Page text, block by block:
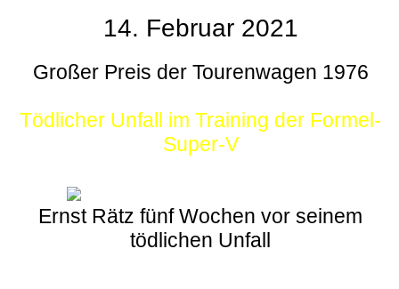
14. Februar 2021
Großer Preis der Tourenwagen 1976
Tödlicher Unfall im Training der Formel-
Super-V
Ernst Rätz fünf Wochen vor seinem
tödlichen Unfall